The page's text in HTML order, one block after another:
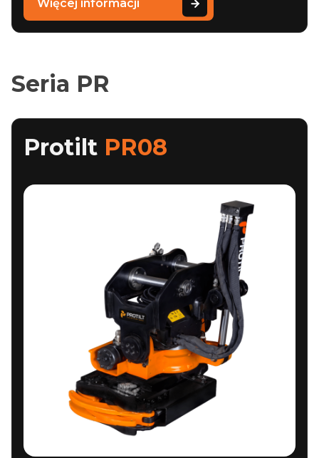
Więcej informacji
Seria PR
Protilt PR08